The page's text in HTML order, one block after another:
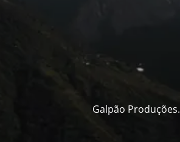
Galpão Produções.